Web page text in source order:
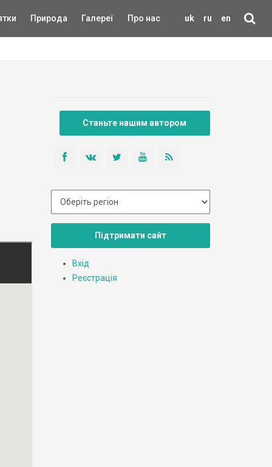
uk ru en
Природа Галереї Про нас
Станьте нашим автором
Підтримати сайт
Вхід
Реєстрація